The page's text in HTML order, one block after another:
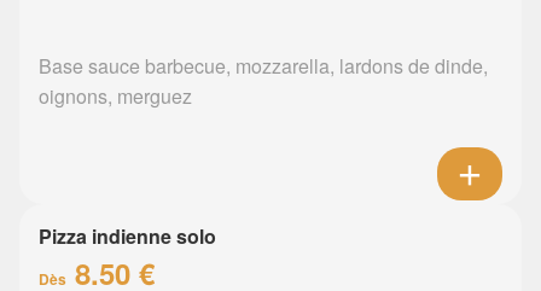
Base sauce barbecue, mozzarella, lardons de dinde,
oignons, merguez
Pizza indienne solo
Dès 8.50 €